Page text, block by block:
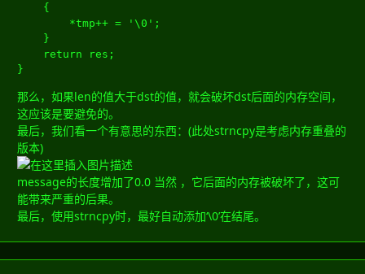
{
*tmp++ = '\0' ;
}
return res ;
}
那么，如果len的值大于dst的值，就会破坏dst后面的内存空间，
这应该是要避免的。
最后，我们看一个有意思的东西：(此处strncpy是考虑内存重叠的
版本)
message的长度增加了0.0 当然 ，它后面的内存被破坏了，这可
能带来严重的后果。
最后，使用strncpy时，最好自动添加‘\0’在结尾。